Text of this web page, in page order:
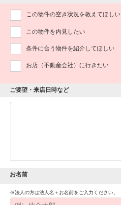
この物件の空き状況を教えてほしい
この物件を内見したい
条件に合う物件を紹介してほしい
お店（不動産会社）に行きたい
ご要望・来店日時など
お名前
※法人の方は法人名＋お名前をご入力ください。